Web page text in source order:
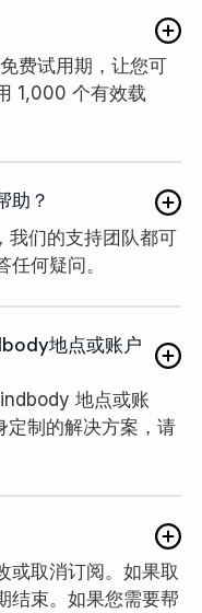
费试用期，让您可
1,000 个有效载
助？
我们的支持团队都可
何疑问。
地点或账户
地点或账
定制的解决方案，请
或取消订阅。如果取
结束。如果您需要帮